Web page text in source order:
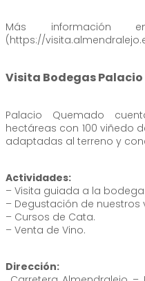
Más información
(https://
Visita Bodegas
Palacio Quemado
hectáreas con 100 viñedo
adaptadas al terreno y
Actividades:
– Visita guiada a la bodega.
– Degustación de nuestros
– Cursos de Cata.
– Venta de Vino.
Dirección: